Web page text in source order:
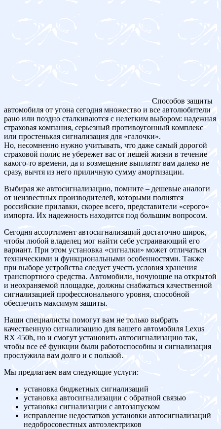
Способов защиты
автомобиля от угона сегодня множество и все автолюбители
рано или поздно сталкиваются с нелегким выбором: надежная
страховая компания, серьезный противоугонный комплекс
или простенькая сигнализация для «галочки».
Но, несомненно нужно учитывать, что даже самый дорогой
страховой полис не убережет вас от пешей жизни в течение
какого-то времени, да и возмещение выплатят вам далеко не
сразу, вычтя из него приличную сумму амортизации.
Выбирая же автосигнализацию, помните – дешевые аналоги
от неизвестных производителей, которыми полнятся
российские прилавки, скорее всего, представители «серого»
импорта. Их надежность находится под большим вопросом.
Сегодня ассортимент автосигнализаций достаточно широк,
чтобы любой владелец мог найти себе устраивающий его
вариант. При этом установка «сигналки» может отличаться
техническими и функциональными особенностями. Также
при выборе устройства следует учесть условия хранения
транспортного средства. Автомобили, ночующие на открытой
и неохраняемой площадке, должны снабжаться качественной
сигнализацией профессионального уровня, способной
обеспечить максимум защиты.
Наши специалисты помогут вам не только выбрать
качественную сигнализацию для вашего автомобиля Lexus
RX 450h, но и смогут установить автосигнализацию так,
чтобы все её функции были работоспособны и сигнализация
прослужила вам долго и с пользой.
Мы предлагаем вам следующие услуги:
установка бюджетных сигнализаций
установка автосигнализации с обратной связью
установка сигнализации с автозапуском
исправление недостатков установки автосигнализаций
недобросовестных автоэлектриков